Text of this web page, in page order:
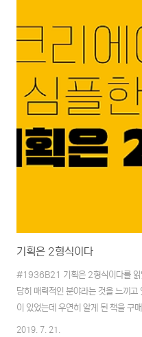
기획은 2형식이다
#1936B21 기획은 2형식이다를 읽
당히 매력적인 분야라는 것을 느끼
이 있었는데 우연히 알게 된 책을 구
수 있었습니다. 기획에 관한 이런저
2019. 7. 21.